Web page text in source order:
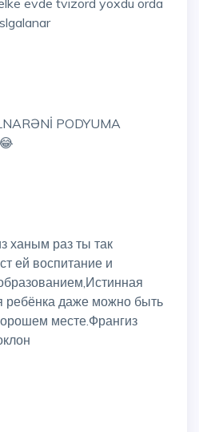
evde tvizord yoxdu orda
PODYUMA
ханым раз ты так
ей воспитание и
ребёнка даже можно быть
месте.Франгиз